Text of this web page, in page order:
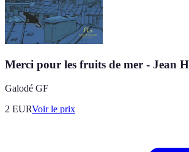
Merci pour les fruits de mer - Jean
Galodé GF
2 EURVoir le prix